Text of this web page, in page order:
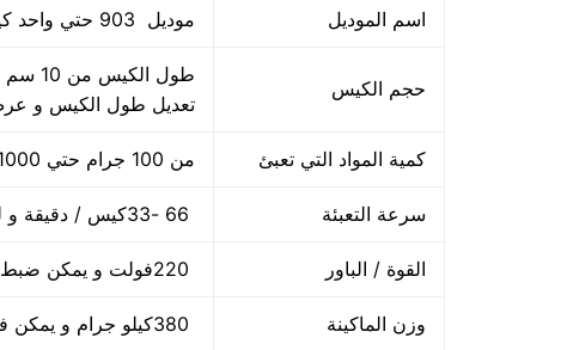
اسم الموديل موديل 903 حتي واحد كيلو ماركة المهندس منسي
حجم الكيس
تعديل طول الكيس و
كمية المواد التي تعبئ من 100 جرام حتي 1000 جرام واحد كيلو
سرعة التعبئة
القوة / الباور
وزن الماكينة